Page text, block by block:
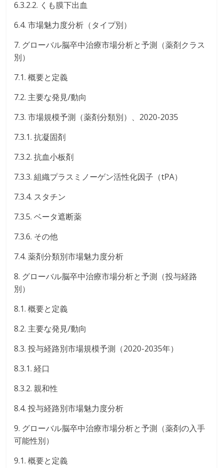
6.3.2.2. くも膜下出血
6.4. 市場魅力度分析（タイプ別）
7. グローバル脳卒中治療市場分析と予測（薬剤クラス
別）
7.1. 概要と定義
7.2. 主要な発見/動向
7.3. 市場規模予測（薬剤分類別）、2020-2035
7.3.1. 抗凝固剤
7.3.2. 抗血小板剤
7.3.3. 組織プラスミノーゲン活性化因子（tPA）
7.3.4. スタチン
7.3.5. ベータ遮断薬
7.3.6. その他
7.4. 薬剤分類別市場魅力度分析
8. グローバル脳卒中治療市場分析と予測（投与経路
別）
8.1. 概要と定義
8.2. 主要な発見/動向
8.3. 投与経路別市場規模予測（2020-2035年）
8.3.1. 経口
8.3.2. 親和性
8.4. 投与経路別市場魅力度分析
9. グローバル脳卒中治療市場分析と予測（薬剤の入手
可能性別）
9.1. 概要と定義